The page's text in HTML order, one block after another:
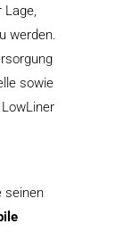
Lage,
werden.
sowie
seinen